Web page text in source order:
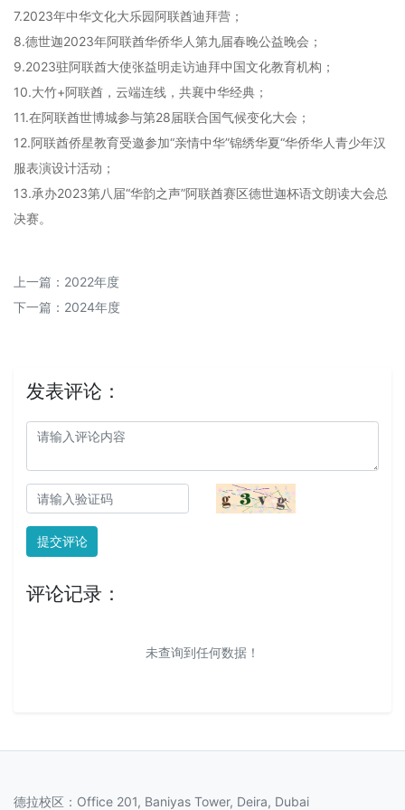
7.2023年中华文化大乐园阿联酋迪拜营；
8.德世迦2023年阿联酋华侨华人第九届春晚公益晚会；
9.2023驻阿联酋大使张益明走访迪拜中国文化教育机构；
10.大竹+阿联酋，云端连线，共襄中华经典；
11.在阿联酋世博城参与第28届联合国气候变化大会；
12.阿联酋侨星教育受邀参加“亲情中华”锦绣华夏“华侨华人青少年汉
服表演设计活动；
13.承办2023第八届“华韵之声”阿联酋赛区德世迦杯语文朗读大会总
决赛。
上一篇： 2022年度
下一篇： 2024年度
发表评论：
提交评论
评论记录：
未查询到任何数据！
德拉校区：Office 201, Baniyas Tower, Deira, Dubai